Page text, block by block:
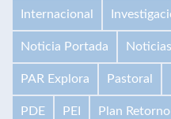
Internacional
Noticia Portada Noticias
PAR Explora Pastoral
PDE PEI Plan